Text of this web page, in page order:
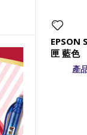
EPSON
匣 藍色
產